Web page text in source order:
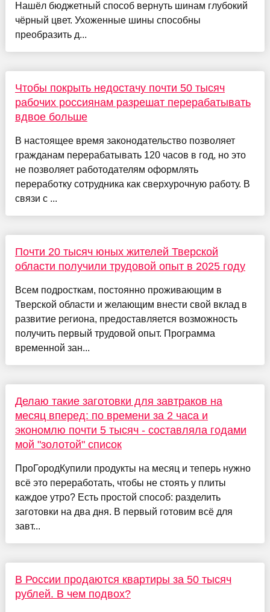
Нашёл бюджетный способ вернуть шинам глубокий
чёрный цвет. Ухоженные шины способны
преобразить д...
Чтобы покрыть недостачу почти 50 тысяч
рабочих россиянам разрешат перерабатывать
вдвое больше
В настоящее время законодательство позволяет
гражданам перерабатывать 120 часов в год, но это
не позволяет работодателям оформлять
переработку сотрудника как сверхурочную работу. В
связи с ...
Почти 20 тысяч юных жителей Тверской
области получили трудовой опыт в 2025 году
Всем подросткам, постоянно проживающим в
Тверской области и желающим внести свой вклад в
развитие региона, предоставляется возможность
получить первый трудовой опыт. Программа
временной зан...
Делаю такие заготовки для завтраков на
месяц вперед: по времени за 2 часа и
экономлю почти 5 тысяч - составляла годами
мой "золотой" список
ПроГородКупили продукты на месяц и теперь нужно
всё это переработать, чтобы не стоять у плиты
каждое утро? Есть простой способ: разделить
заготовки на два дня. В первый готовим всё для
завт...
В России продаются квартиры за 50 тысяч
рублей. В чем подвох?